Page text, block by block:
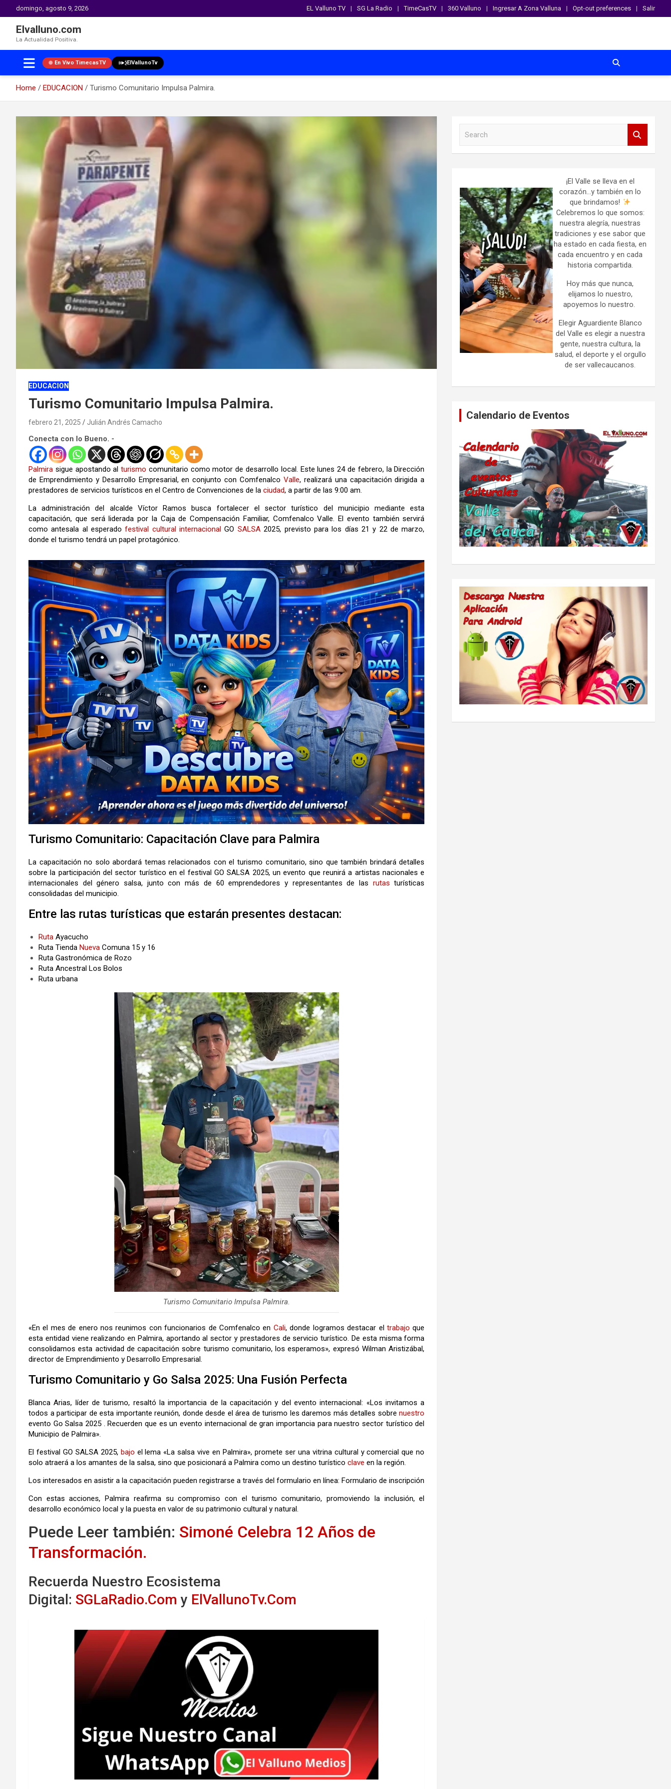
domingo, agosto 9, 2026 EL Valluno TV SG La Radio TimeCasTV 360 Valluno Ingresar A Zona Valluna Opt-out preferences Salir
Elvalluno.com
La Actualidad Positiva.
En Vivo TimecasTV ElVallunoTv
Home EDUCACION
Turismo Comunitario Impulsa Palmira.
EDUCACION
Turismo Comunitario Impulsa Palmira.
febrero 21, 2025 Julián Andrés Camacho
Conecta con lo Bueno. -
Palmira sigue apostando alturismo comunitario como motor de desarrollo local. Este lunes 24 de febrero, la Dirección
de Emprendimiento y Desarrollo Empresarial, en conjunto con Comfenalco Valle, realizará una capacitación dirigida a
prestadores de servicios turísticos en el Centro de Convenciones de la ciudad, a partir de las 9:00 am.
La administración del alcalde Víctor Ramos busca fortalecer el sector turístico del municipio mediante esta
capacitación, que será liderada por la Caja de Compensación Familiar, Comfenalco Valle. El evento también servirá
como antesala al esperadofestival cultural internacional GO SALSA2025, previsto para los días 21 y 22 de marzo,
donde el turismo tendrá un papel protagónico.
Turismo Comunitario: Capacitación Clave para Palmira
La capacitación no solo abordará temas relacionados con el turismo comunitario, sino que también brindará detalles
sobre la participación del sector turístico en el festival GO SALSA 2025, un evento que reunirá a artistas nacionales e
internacionales del género salsa, junto con más de 60 emprendedores y representantes de las rutas turísticas
consolidadas del municipio.
Entre las rutas turísticas que estarán presentes destacan:
Ruta Ayacucho
Ruta Tienda Nueva Comuna 15 y 16
Ruta Gastronómica de Rozo
Ruta Ancestral Los Bolos
Ruta urbana
Turismo Comunitario Impulsa Palmira.
«En el mes de enero nos reunimos con funcionarios de Comfenalco en Cali, donde logramos destacar el trabajo que
esta entidad viene realizando en Palmira, aportando al sector y prestadores de servicio turístico. De esta misma forma
consolidamos esta actividad de capacitación sobre turismo comunitario, los esperamos», expresó Wilman Aristizábal,
director de Emprendimiento y Desarrollo Empresarial.
Turismo Comunitario y Go Salsa 2025: Una Fusión Perfecta
Blanca Arias, líder de turismo, resaltó la importancia de la capacitación y del evento internacional: «Los invitamos a
todos a participar de esta importante reunión, donde desde el área de turismo les daremos más detalles sobrenuestro
evento Go Salsa 2025 . Recuerden que es un evento internacional de gran importancia para nuestro sector turístico del
Municipio de Palmira».
El festival GO SALSA 2025, bajo el lema «La salsa vive en Palmira», promete ser una vitrina cultural y comercial que no
solo atraerá a los amantes de la salsa, sino que posicionará a Palmira como un destino turístico clave en la región.
Los interesados ​​en asistir a la capacitación pueden registrarse a través del formulario en línea: Formulario de inscripción
Con estas acciones, Palmira reafirma su compromiso con el turismo comunitario, promoviendo la inclusión, el
desarrollo económico local y la puesta en valor de su patrimonio cultural y natural.
Puede Leer también: Simoné Celebra 12 Años de
Transformación.
Recuerda Nuestro Ecosistema
Digital: SGLaRadio.Com y ElVallunoTv.Com
¡El Valle se lleva en el
corazón…y también en lo
que brindamos!
Celebremos lo que somos:
nuestra alegría, nuestras
tradiciones y ese sabor que
ha estado en cada fiesta, en
cada encuentro y en cada
historia compartida.
Hoy más que nunca,
elijamos lo nuestro,
apoyemos lo nuestro.
Elegir Aguardiente Blanco
del Valle es elegir a nuestra
gente, nuestra cultura, la
salud, el deporte y el orgullo
de ser vallecaucanos.
Calendario de Eventos